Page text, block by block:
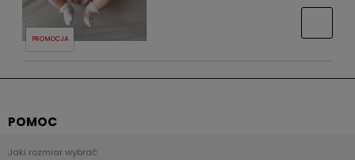
PROMOCJA
POMOC
Jaki rozmiar wybrać